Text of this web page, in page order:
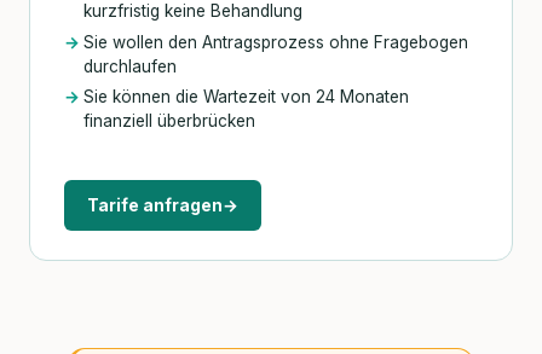
kurzfristig keine Behandlung
Sie wollen den Antragsprozess ohne Fragebogen
durchlaufen
Sie können die Wartezeit von 24 Monaten
finanziell überbrücken
Tarife anfragen→